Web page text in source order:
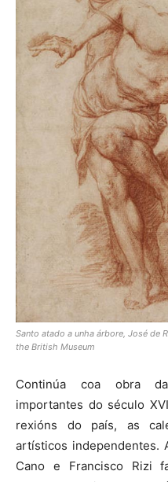
Santo atado a unha árbore, José de
the British Museum
Continúa coa obra
importantes do século
rexións do país, as
artísticos independentes.
Cano e Francisco Rizi